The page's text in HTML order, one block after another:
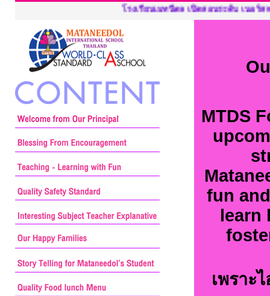
โรงเรียนเมทนีดล เปิดสอนระดับ เนอร์สเซอรี่ อนุบาลและประถมศึ
MTDS
fun
learn
เพราะ